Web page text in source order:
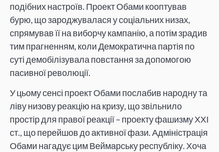
подібних настроїв. Проект Обами кооптував
бурю, що зароджувалася у соціальних низах,
спрямував її на виборчу кампанію, а потім зрадив
тим прагненням, коли Демократична партія по
суті демобілізувала повстання за допомогою
пасивної революції.
У цьому сенсі проект Обами послабив народну та
ліву низову реакцію на кризу, що звільнило
простір для правої реакції – проекту фашизму ХХІ
ст., що перейшов до активної фази. Адміністрація
Обами нагадує цим Веймарську республіку. Хоча